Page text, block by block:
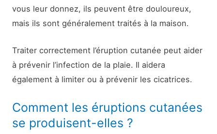
vous leur donnez, ils peuvent être douloureux,
mais ils sont généralement traités à la maison.
Traiter correctement l’éruption cutanée peut aider
à prévenir l’infection de la plaie. Il aidera
également à limiter ou à prévenir les cicatrices.
Comment les éruptions cutanées
se produisent-elles ?